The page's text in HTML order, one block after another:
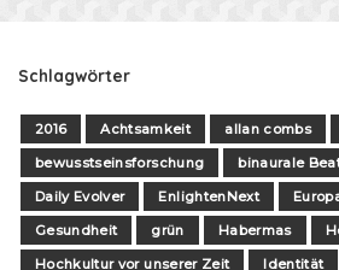
Schlagwörter
2016 Achtsamkeit allan combs
bewusstseinsforschung
binaurale
Daily Evolver
EnlightenNext
Gesundheit
grün Habermas
Hochkultur vor unserer Zeit
Identität